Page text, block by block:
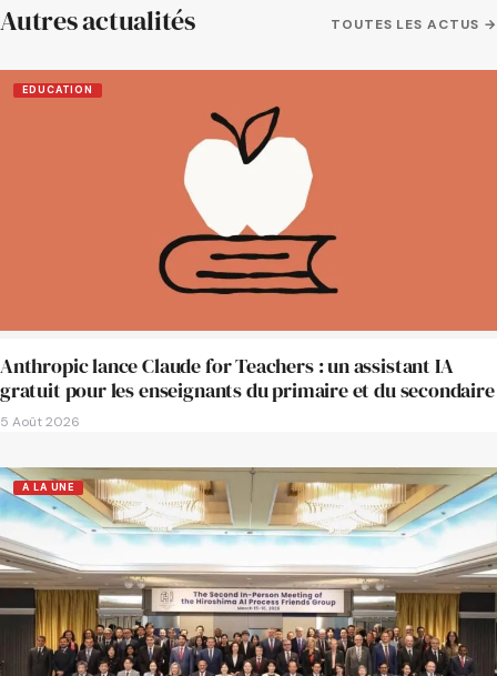
Autres actualités TOUTES LES ACTUS →
EDUCATION
Anthropic lance Claude for Teachers : un assistant IA
gratuit pour les enseignants du primaire et du secondaire
5 Août 2026
A LA UNE